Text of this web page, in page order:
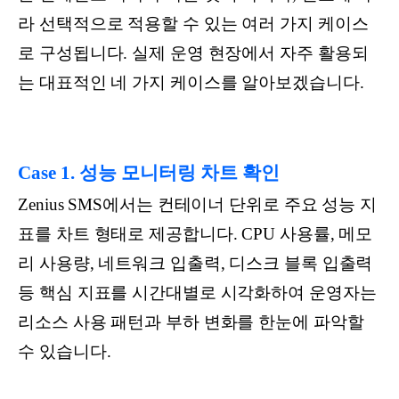
라 선택적으로 적용할 수 있는 여러 가지 케이스
로 구성됩니다. 실제 운영 현장에서 자주 활용되
는 대표적인 네 가지 케이스를 알아보겠습니다.
Case 1. 성능 모니터링 차트 확인
Zenius SMS에서는 컨테이너 단위로 주요 성능 지
표를 차트 형태로 제공합니다. CPU 사용률, 메모
리 사용량, 네트워크 입출력, 디스크 블록 입출력
등 핵심 지표를 시간대별로 시각화하여 운영자는
리소스 사용 패턴과 부하 변화를 한눈에 파악할
수 있습니다.